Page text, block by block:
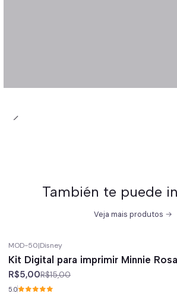
También te puede
Veja mais produtos
MOD-50|Disney
Kit Digital para imprimir Minnie Rosa
R$5,00R$15,00
5.0